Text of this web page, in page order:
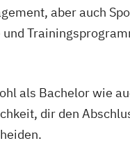
aber auch
als Bachelor wie
dir den